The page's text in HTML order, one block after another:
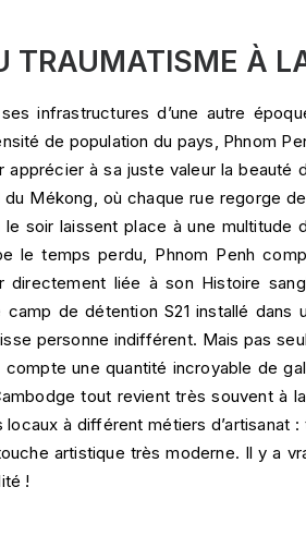
TRAUMATISME À
infrastructures d’une autre
de population du pays, Phnom
apprécier à sa juste valeur la beauté
du Mékong, où chaque rue regorge
soir laissent place à une multitude
le temps perdu, Phnom Penh
directement liée à son Histoire
de détention S21 installé
personne indifférent. Mais pas
une quantité incroyable de
tout revient très souvent à
à différent métiers d’artisanat
artistique très moderne. Il y a
!